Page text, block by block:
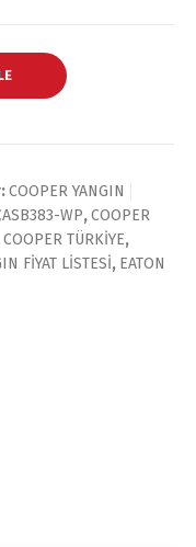
COOPER YANGIN
WP,COOPER
COOPER TÜRKİYE,
FİYAT LİSTESİ, EATON